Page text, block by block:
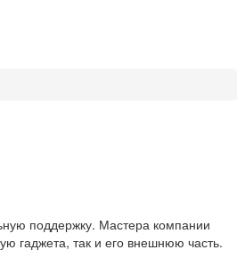
поддержку. Мастера компании
гаджета, так и его внешнюю часть.